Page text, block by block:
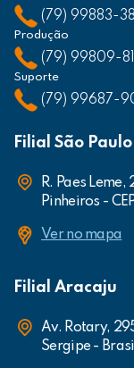
(79) 99883-
Produção
(79) 99809-
Suporte
(79) 99687-
Filial São Paulo
R. Paes
Pinheiros -
Ver no mapa
Filial Aracaju
Av. Rotary,
Sergipe -